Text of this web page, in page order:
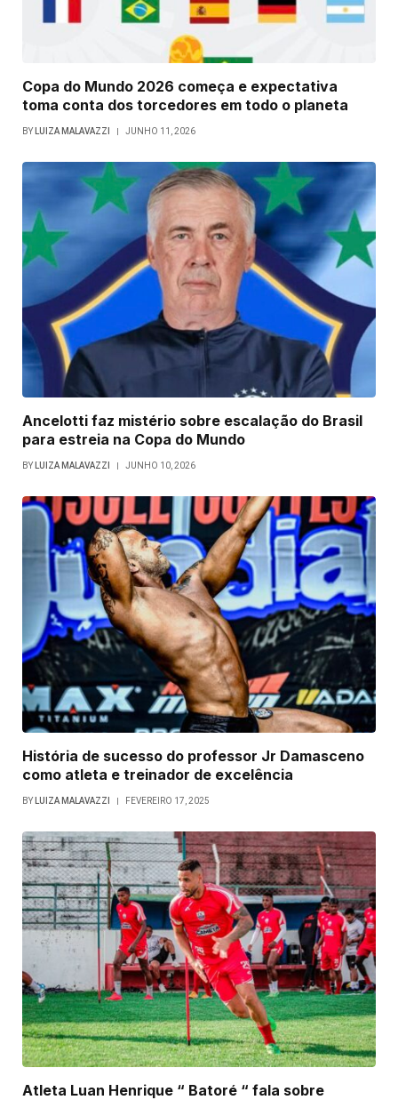
Copa do Mundo 2026 começa e expectativa
toma conta dos torcedores em todo o planeta
BY LUIZA MALAVAZZI JUNHO 11, 2026
Ancelotti faz mistério sobre escalação do Brasil
para estreia na Copa do Mundo
BY LUIZA MALAVAZZI JUNHO 10, 2026
História de sucesso do professor Jr Damasceno
como atleta e treinador de excelência
BY LUIZA MALAVAZZI FEVEREIRO 17, 2025
Atleta Luan Henrique “ Batoré “ fala sobre